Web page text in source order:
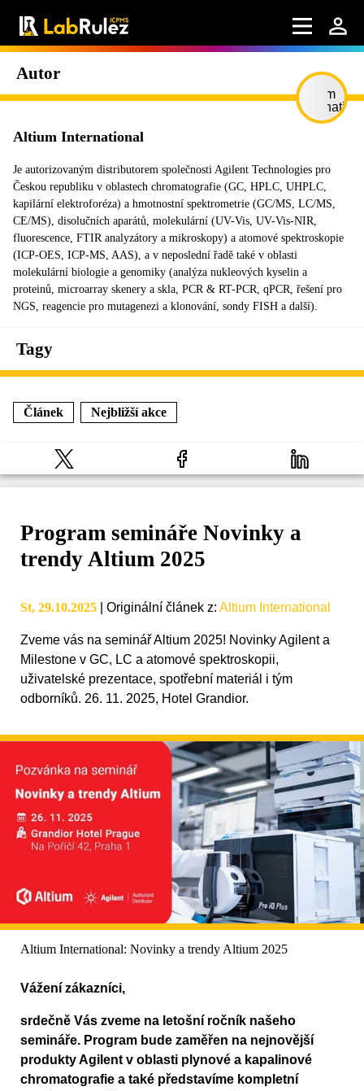
Autor
Altium International
Je autorizovaným distributorem společnosti Agilent Technologies pro
Českou republiku v oblastech chromatografie (GC, HPLC, UHPLC,
kapilární elektroforéza) a hmotnostní spektrometrie (GC/MS, LC/MS,
CE/MS), disolučních aparátů, molekulární (UV-Vis, UV-Vis-NIR,
fluorescence, FTIR analyzátory a mikroskopy) a atomové spektroskopie
(ICP-OES, ICP-MS, AAS), a v neposlední řadě také v oblasti
molekulární biologie a genomiky (analýza nukleových kyselin a
proteinů, microarray skenery a skla, PCR & RT-PCR, qPCR, řešení pro
NGS, reagencie pro mutagenezi a klonování, sondy FISH a další).
Tagy
Článek Nejbližší akce
Program semináře Novinky a
trendy Altium 2025
St, 29.10.2025 Originální článek z: Altium International
Zveme vás na seminář Altium 2025! Novinky Agilent a
Milestone v GC, LC a atomové spektroskopii,
uživatelské prezentace, spotřební materiál i tým
odborníků. 26. 11. 2025, Hotel Grandior.
Altium International: Novinky a trendy Altium 2025
Vážení zákazníci,
srdečně Vás zveme na letošní ročník našeho
semináře. Program bude zaměřen na nejnovější
produkty Agilent v oblasti plynové a kapalinové
chromatografie a také představíme kompletní